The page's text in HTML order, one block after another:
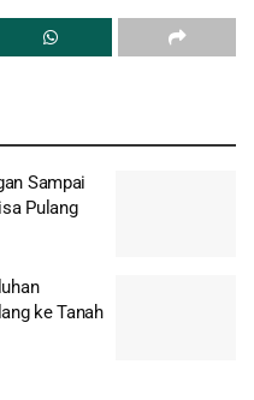
Sampai
Pulang
ke Tanah